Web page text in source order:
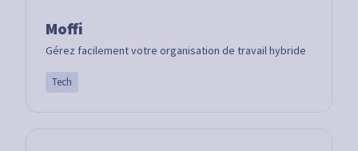
Moffi
Gérez facilement votre organisation de travail hybride
Tech